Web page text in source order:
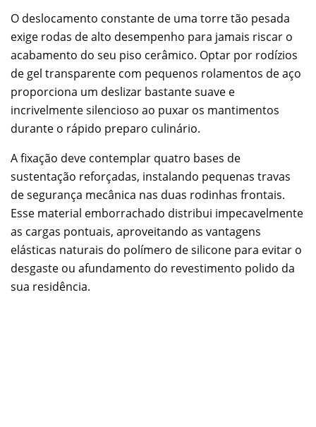
O deslocamento constante de uma torre tão pesada
exige rodas de alto desempenho para jamais riscar o
acabamento do seu piso cerâmico. Optar por rodízios
de gel transparente com pequenos rolamentos de aço
proporciona um deslizar bastante suave e
incrivelmente silencioso ao puxar os mantimentos
durante o rápido preparo culinário.
A fixação deve contemplar quatro bases de
sustentação reforçadas, instalando pequenas travas
de segurança mecânica nas duas rodinhas frontais.
Esse material emborrachado distribui impecavelmente
as cargas pontuais, aproveitando as vantagens
elásticas naturais do polímero de silicone para evitar o
desgaste ou afundamento do revestimento polido da
sua residência.